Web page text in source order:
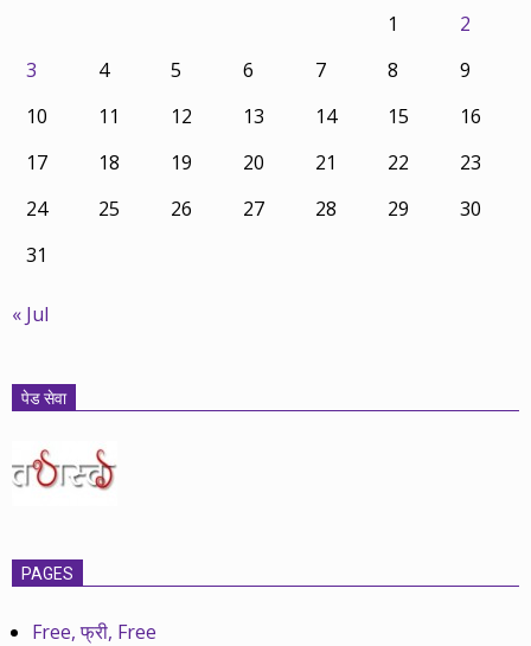
1
2
3
4 5 6 7 8
9
10
11 12 13 14 15
16
17
18 19 20 21 22
23
24
25 26 27 28 29
30
31
« Jul
पेड सेवा
PAGES
Free, फ्री, Free